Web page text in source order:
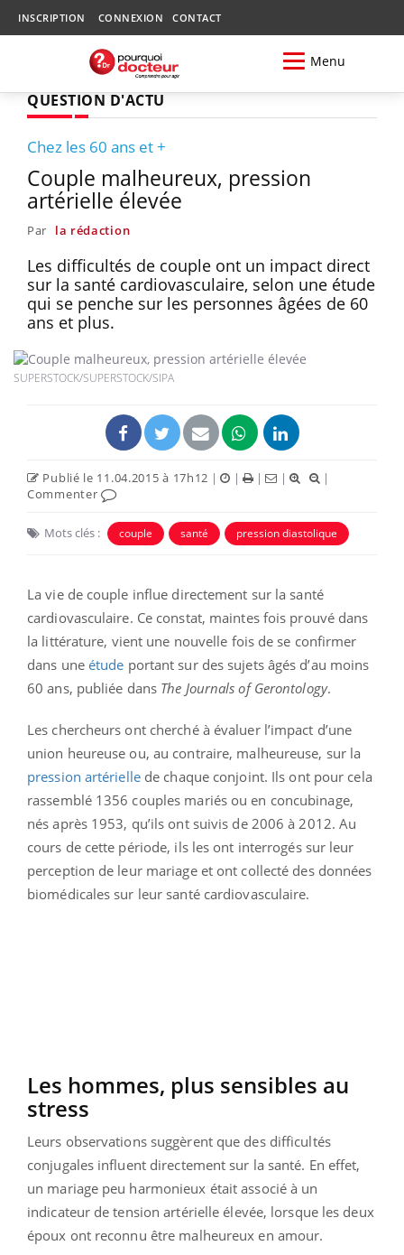
INSCRIPTION CONNEXION CONTACT
Menu
QUESTION D'ACTU
Chez les 60 ans et +
Couple malheureux, pression
artérielle élevée
Par la rédaction
Les difficultés de couple ont un impact direct
sur la santé cardiovasculaire, selon une étude
qui se penche sur les personnes âgées de 60
ans et plus.
SUPERSTOCK/SUPERSTOCK/SIPA
Publié le 11.04.2015 à 17h12 | | | |
|
Commenter
Mots clés : couple santé pression diastolique
La vie de couple influe directement sur la santé
cardiovasculaire. Ce constat, maintes fois prouvé dans
la littérature, vient une nouvelle fois de se confirmer
dans une étude portant sur des sujets âgés d’au moins
60 ans, publiée dans The Journals of Gerontology.
Les chercheurs ont cherché à évaluer l’impact d’une
union heureuse ou, au contraire, malheureuse, sur la
pression artériellede chaque conjoint. Ils ont pour cela
rassemblé 1356 couples mariés ou en concubinage,
nés après 1953, qu’ils ont suivis de 2006 à 2012. Au
cours de cette période, ils les ont interrogés sur leur
perception de leur mariage et ont collecté des données
biomédicales sur leur santé cardiovasculaire.
Les hommes, plus sensibles au
stress
Leurs observations suggèrent que des difficultés
conjugales influent directement sur la santé. En effet,
un mariage peu harmonieux était associé à un
indicateur de tension artérielle élevée, lorsque les deux
époux ont reconnu être malheureux en amour.